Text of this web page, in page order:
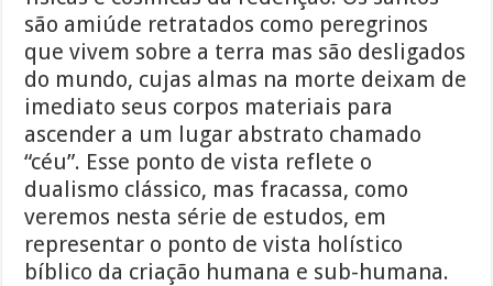
são amiúde retratados como peregrinos
que vivem sobre a terra mas são desligados
do mundo, cujas almas na morte deixam de
imediato seus corpos materiais para
ascender a um lugar abstrato chamado
“céu”. Esse ponto de vista reflete o
dualismo clássico, mas fracassa, como
veremos nesta série de estudos, em
representar o ponto de vista holístico
bíblico da criação humana e sub-humana.